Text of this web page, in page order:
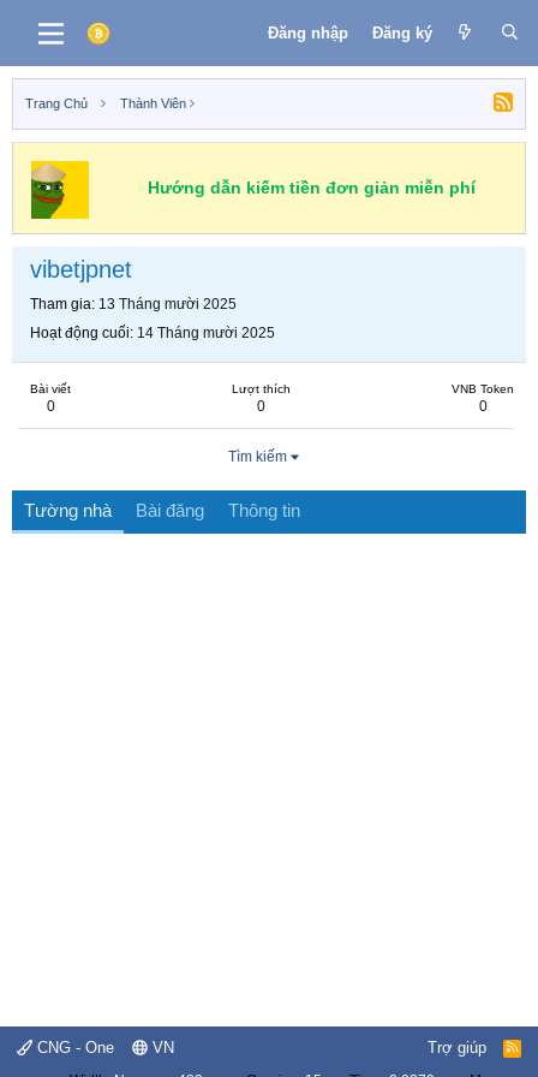
Đăng nhập Đăng ký
Trang Chủ Thành Viên
Hướng dẫn kiếm tiền đơn giản miễn phí
vibetjpnet
Tham gia 13 Tháng mười 2025
Hoạt động cuối 14 Tháng mười 2025
Bài viết
0
Lượt thích
0
VNB Token
0
Tìm kiếm
Tường nhà Bài đăng Thông tin
CNG - One VN Trợ giúp
R